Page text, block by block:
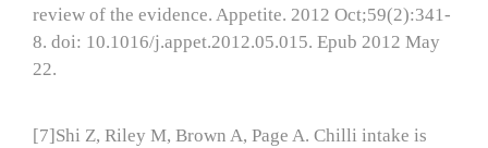
review of the evidence. Appetite. 2012 Oct;59(2):341-
8. doi: 10.1016/j.appet.2012.05.015. Epub 2012 May
22.
[7]Shi Z, Riley M, Brown A, Page A. Chilli intake is